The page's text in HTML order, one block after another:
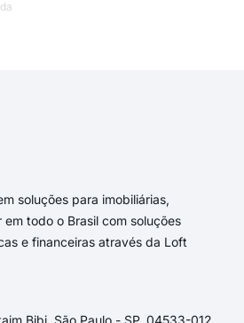
soluções para imobiliárias,
em todo o Brasil com soluções
e financeiras através da Loft
Bibi, São Paulo - SP, 04533-012